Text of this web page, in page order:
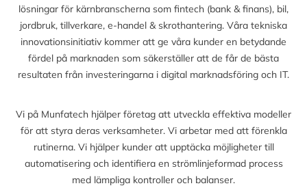
lösningar för kärnbranscherna som fintech (bank & finans), bil,
jordbruk, tillverkare, e-handel & skrothantering. Våra tekniska
innovationsinitiativ kommer att ge våra kunder en betydande
fördel på marknaden som säkerställer att de får de bästa
resultaten från investeringarna i digital marknadsföring och IT.
Vi på Munfatech hjälper företag att utveckla effektiva modeller
för att styra deras verksamheter. Vi arbetar med att förenkla
rutinerna. Vi hjälper kunder att upptäcka möjligheter till
automatisering och identifiera en strömlinjeformad process
med lämpliga kontroller och balanser.